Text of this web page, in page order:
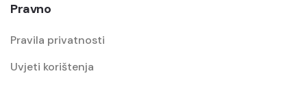
Pravno
Pravila privatnosti
Uvjeti korištenja